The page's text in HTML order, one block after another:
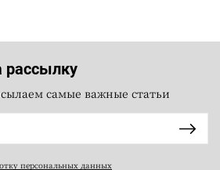
рассылку
самые важные статьи
персональных данных